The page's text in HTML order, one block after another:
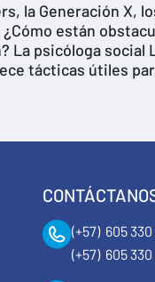
la Generación X,
están
La psicóloga social
tácticas útiles
(+57) 605 330
(+57) 605 330